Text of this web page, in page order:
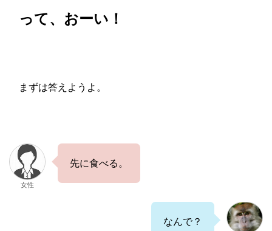
って、おーい！
まずは答えようよ。
女性
先に食べる。
なんで？